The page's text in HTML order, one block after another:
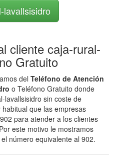
lavallsisidro
cliente caja-rural-
Gratuito
del Teléfono de Atención
o Teléfono Gratuito donde
lavallsisidro sin coste de
que las empresas
para atender a los clientes
este motivo le mostramos
número equivalente al 902.